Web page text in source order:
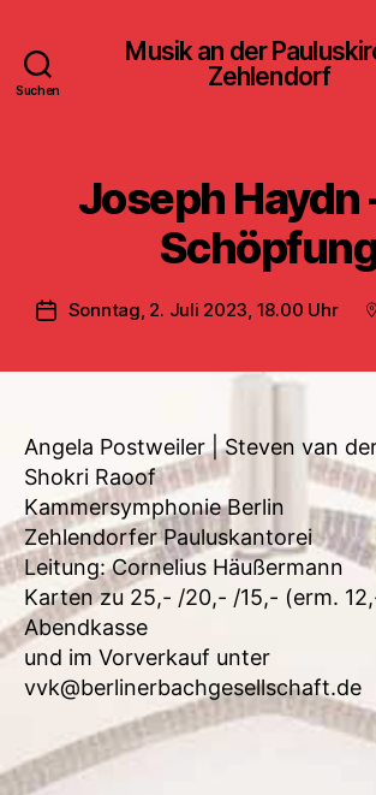
Suchen
Musik an der
Zehlendorf
Joseph Haydn
Veröffentlichungsdatum
Sonntag, 2. Juli 2023, 18.00 Uhr
Angela Postweiler | Steven van der
Shokri Raoof
Kammersymphonie Berlin
Zehlendorfer Pauluskantorei
Leitung: Cornelius Häußermann
Karten zu 25,- /20,- /15,- (erm.
Abendkasse
und im Vorverkauf unter
vvk@berlinerbachgesellschaft.de